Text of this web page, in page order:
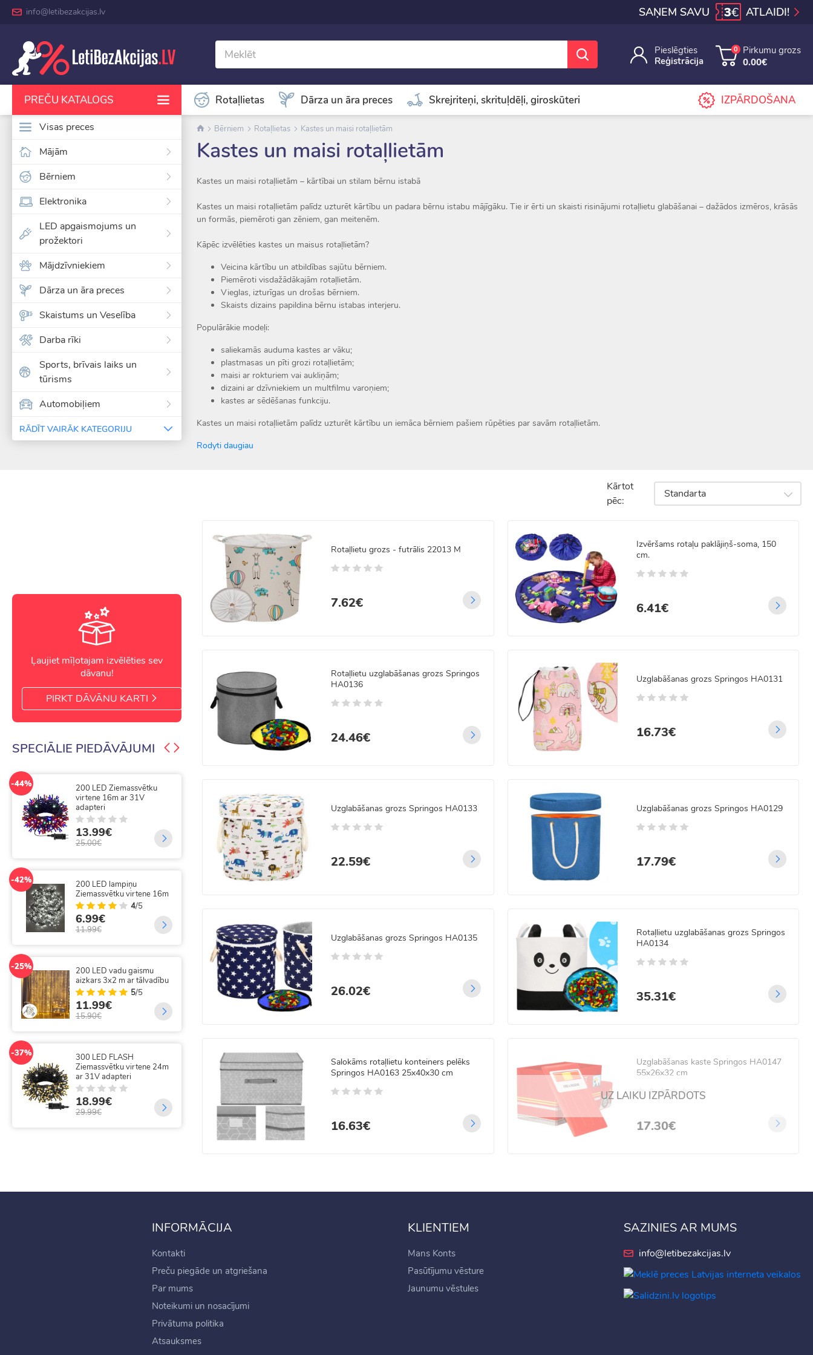
info@letibezakcijas.lv SAŅEM SAVU 3€ ATLAIDI!
Pieslēgties
Reģistrācija
0
Pirkumu grozs
0.00€
PREČU KATALOGS
Visas preces
Mājām
Bērniem
Elektronika
LED apgaismojums un
prožektori
Mājdzīvniekiem
Dārza un āra preces
Skaistums un Veselība
Darba rīki
Sports, brīvais laiks un
tūrisms
Automobiļiem
RĀDĪT VAIRĀK KATEGORIJU
Rotaļlietas Dārza un āra preces Skrejriteņi, skrituļdēļi, giroskūteri IZPĀRDOŠANA
Bērniem Rotaļlietas Kastes un maisi rotaļlietām
Kastes un maisi rotaļlietām
Kastes un maisi rotaļlietām – kārtībai un stilam bērnu istabā
Kastes un maisi rotaļlietām palīdz uzturēt kārtību un padara bērnu istabu mājīgāku. Tie ir ērti un skaisti risinājumi rotaļlietu glabāšanai – dažādos izmēros, krāsās
un formās, piemēroti gan zēniem, gan meitenēm.
Kāpēc izvēlēties kastes un maisus rotaļlietām?
Veicina kārtību un atbildības sajūtu bērniem.
Piemēroti visdažādākajām rotaļlietām.
Vieglas, izturīgas un drošas bērniem.
Skaists dizains papildina bērnu istabas interjeru.
Populārākie modeļi:
saliekamās auduma kastes ar vāku;
plastmasas un pīti grozi rotaļlietām;
maisi ar rokturiem vai aukliņām;
dizaini ar dzīvniekiem un multfilmu varoņiem;
kastes ar sēdēšanas funkciju.
Kastes un maisi rotaļlietām palīdz uzturēt kārtību un iemāca bērniem pašiem rūpēties par savām rotaļlietām.
Rodyti daugiau
Ļaujiet mīļotajam izvēlēties sev
dāvanu!
PIRKT DĀVĀNU KARTI
SPECIĀLIE PIEDĀVĀJUMI
-44%
200 LED Ziemassvētku
virtene 16m ar 31V
adapteri
13.99€
25.00€
-42%
200 LED lampiņu
Ziemassvētku virtene 16m
4/5
6.99€
11.99€
-25%
200 LED vadu gaismu
aizkars 3x2 m ar tālvadību
5/5
11.99€
15.90€
-37%
300 LED FLASH
Ziemassvētku virtene 24m
ar 31V adapteri
18.99€
29.99€
virtene - 22m
9.99€
20.00€
300 LED vadu aizkars ar
tālvadību 3x3 m
-49%
300LED Ziemassvētku
Eglītes Virtene ar Biezu
Vadu
35.99€
320 LED vadu gaismas
aizkars ar tālvadību 5x2 m
18.99€
21.99€
Kārtot
pēc:
Standarta
Rotaļlietu grozs - futrālis 22013 M
7.62€
Izvēršams rotaļu paklājiņš-soma, 150
cm.
6.41€
Rotaļlietu uzglabāšanas grozs Springos
HA0136
24.46€
Uzglabāšanas grozs Springos HA0131
16.73€
Uzglabāšanas grozs Springos HA0133
22.59€
Uzglabāšanas grozs Springos HA0129
17.79€
Uzglabāšanas grozs Springos HA0135
26.02€
Rotaļlietu uzglabāšanas grozs Springos
HA0134
35.31€
Salokāms rotaļlietu konteiners pelēks
Springos HA0163 25x40x30 cm
16.63€
UZ LAIKU IZPĀRDOTS
Uzglabāšanas kaste Springos HA0147
55x26x32 cm
17.30€
INFORMĀCIJA
Kontakti
Preču piegāde un atgriešana
Par mums
Noteikumi un nosacījumi
Privātuma politika
Atsauksmes
KLIENTIEM
Mans Konts
Pasūtījumu vēsture
Jaunumu vēstules
SAZINIES AR MUMS
info@letibezakcijas.lv